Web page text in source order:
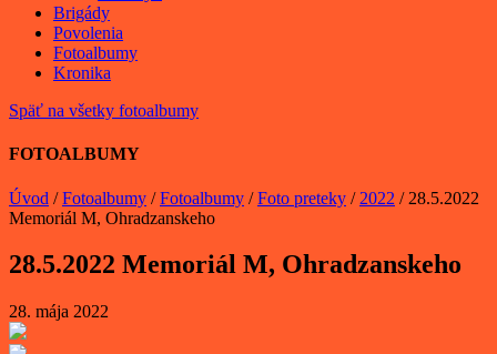
Brigády
Povolenia
Fotoalbumy
Kronika
Späť na všetky fotoalbumy
FOTOALBUMY
Úvod /Fotoalbumy /Fotoalbumy /Foto preteky / 2022 / 28.5.2022
Memoriál M, Ohradzanskeho
28.5.2022 Memoriál M, Ohradzanskeho
28. mája 2022